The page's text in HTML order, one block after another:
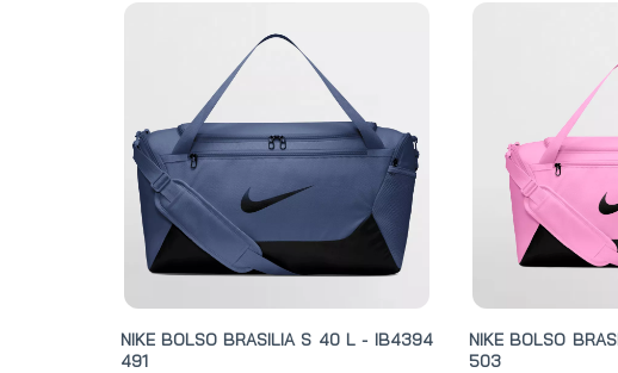
NIKE BOLSO BRASILIA S 40 L - IB4394
491
NIKE BOLSO
503